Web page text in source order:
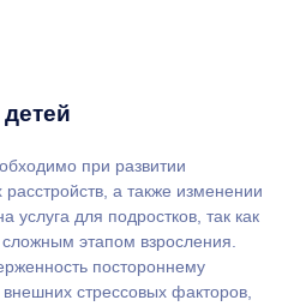
при развитии
а также изменении
услуга для подростков, так как
этапом взросления.
постороннему
стрессовых факторов,